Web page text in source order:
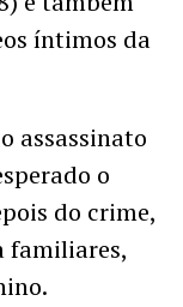
íntimos da
assassinato
o
do crime,
familiares,